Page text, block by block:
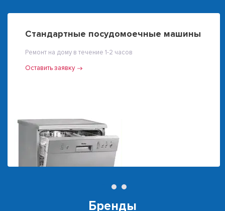
Стандартные посудомоечные машины
Ремонт на дому в течение 1-2 часов
Оставить заявку
Бренды